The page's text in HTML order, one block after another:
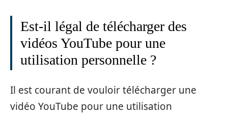
Est-il légal de télécharger des
vidéos YouTube pour une
utilisation personnelle ?
Il est courant de vouloir télécharger une
vidéo YouTube pour une utilisation